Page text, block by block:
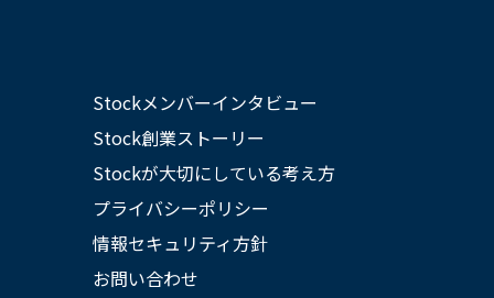
Stockメンバーインタビュー
Stock創業ストーリー
Stockが大切にしている考え方
プライバシーポリシー
情報セキュリティ方針
お問い合わせ